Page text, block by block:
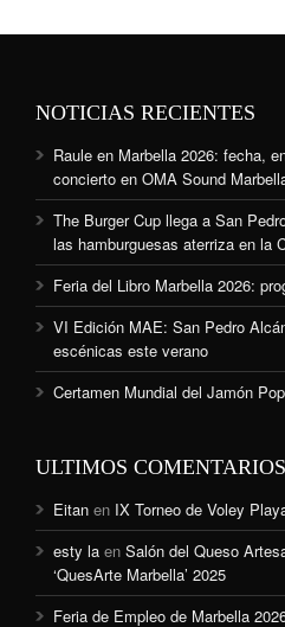
NOTICIAS RECIENTES
Raule en Marbella 2026: fecha,
concierto en OMA Sound
The Burger Cup llega a San
las hamburguesas aterriza en la
Feria del Libro Marbella 2026:
VI Edición MAE: San Pedro
escénicas este verano
Certamen Mundial del Jamón
ULTIMOS COMENTARIOS
Eitan en IX Torneo de Voley
esty la en Salón del Queso
‘QuesArte Marbella’ 2025
Feria de Empleo de Marbella